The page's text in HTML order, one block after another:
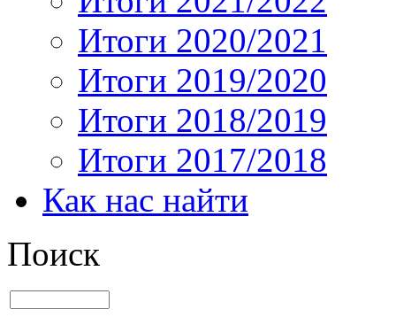
Итоги 2020/2021
Итоги 2019/2020
Итоги 2018/2019
Итоги 2017/2018
Как нас найти
Поиск